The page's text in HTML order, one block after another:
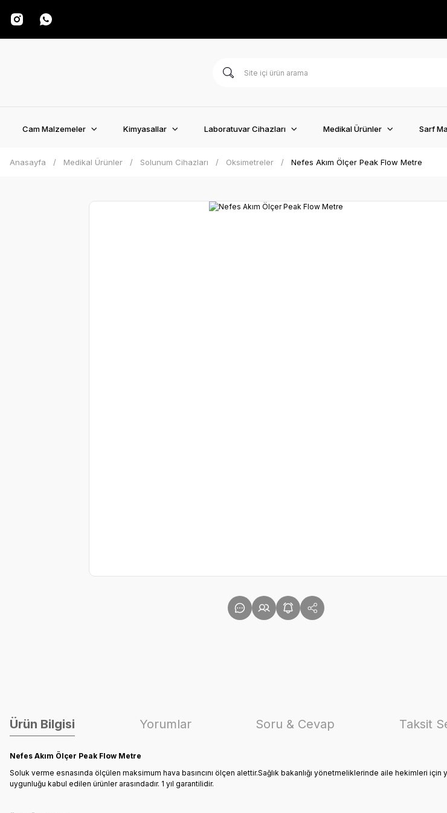
Cam Malzemeler Kimyasallar Laboratuvar Cihazları Medikal Ürünler Sarf
Anasayfa Medikal Ürünler Solunum Cihazları Oksimetreler Nefes Akım Ölçer Peak Flow Metre
Ürün Bilgisi Yorumlar Soru & Cevap Taksit
Nefes Akım Ölçer Peak Flow Metre
Soluk verme esnasında ölçülen maksimum hava basıncını ölçen alettir.Sağlık bakanlığı yönetmeliklerinde aile hekimleri
uygunluğu kabul edilen ürünler arasındadır. 1 yıl garantilidir.